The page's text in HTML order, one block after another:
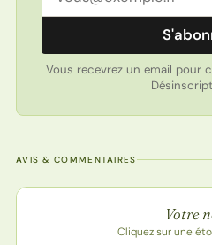
Vous recevrez un email pour
AVIS & COMMENTAIRES
Note de la recette
Votre
Cliquez sur une